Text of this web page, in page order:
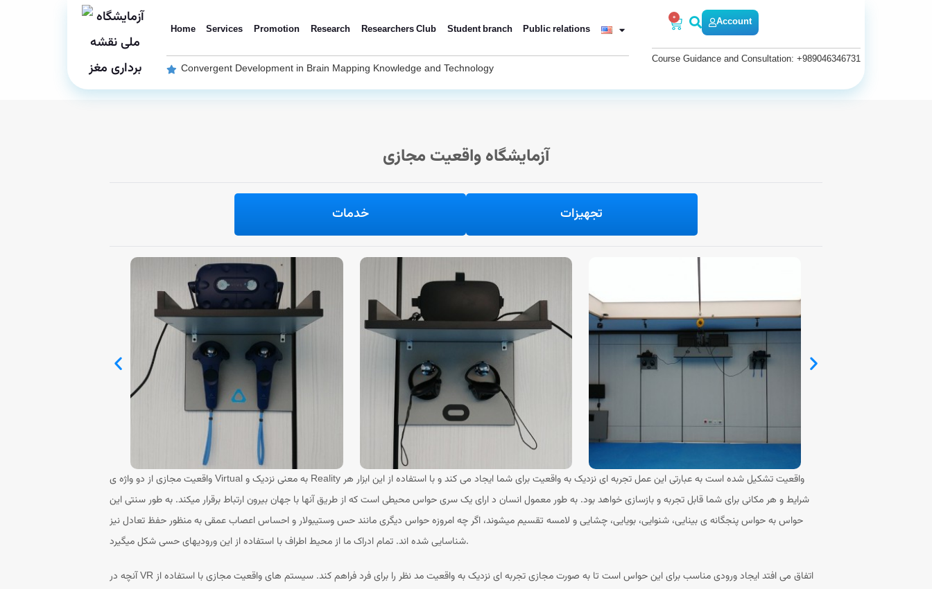
Home Services Promotion Research Researchers Club Student branch Public relations
Convergent Development in Brain Mapping Knowledge and Technology
0 Account
Course Guidance and Consultation: +989046346731
آزمایشگاه واقعیت مجازی
خدمات تجهیزات
واقعیت مجازی از دو واژه ی Virtual به معنی نزدیک و Reality واقعیت تشکیل شده است به عبارتی این عمل تجربه ای نزدیک به واقعیت برای شما ایجاد می کند و با استفاده از این ابزار هر
شرایط و هر مکانی برای شما قابل تجربه و بازسازی خواهد بود. به طور معمول انسان د ارای یک سری حواس محیطی است که از طریق آنها با جهان بیرون ارتباط برقرار میکند. به طور سنتی این
حواس به حواس پنجگانه ی بینایی، شنوایی، بویایی، چشایی و لامسه تقسیم میشوند، اگر چه امروزه حواس دیگری مانند حس وستیبولار و احساس اعصاب عمقی به منظور حفظ تعادل نیز
شناسایی شده اند. تمام ادراک ما از محیط اطراف با استفاده از این ورودیهای حسی شکل میگیرد.
آنچه در VR اتفاق می افتد ایجاد ورودی مناسب برای این حواس است تا به صورت مجازی تجربه ای نزدیک به واقعیت مد نظر را برای فرد فراهم کند. سیستم های واقعیت مجازی با استفاده از